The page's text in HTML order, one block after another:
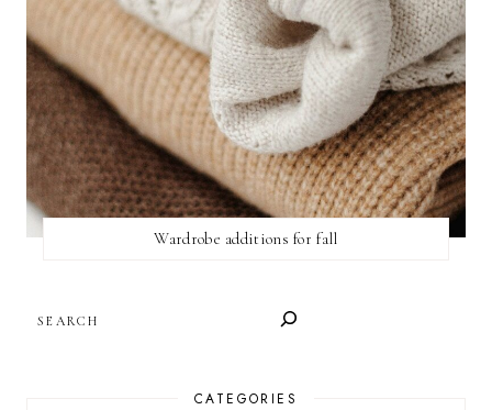
Wardrobe additions for fall
CATEGORIES